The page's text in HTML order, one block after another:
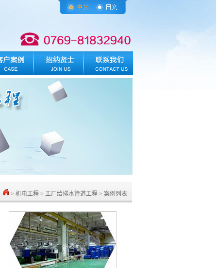
> 机电工程 > 工厂给排水管道工程 > 案例列表